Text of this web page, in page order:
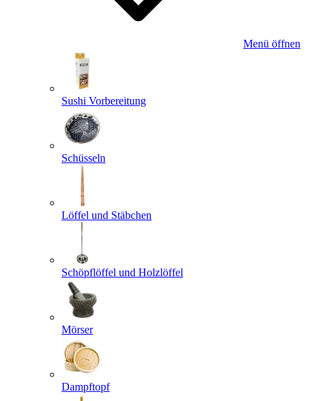
Menü öffnen
Sushi Vorbereitung
Schüsseln
Löffel und Stäbchen
Schöpflöffel und Holzlöffel
Mörser
Dampftopf